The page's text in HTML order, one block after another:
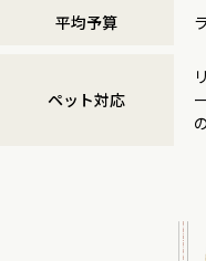
平均予算
ペット対応